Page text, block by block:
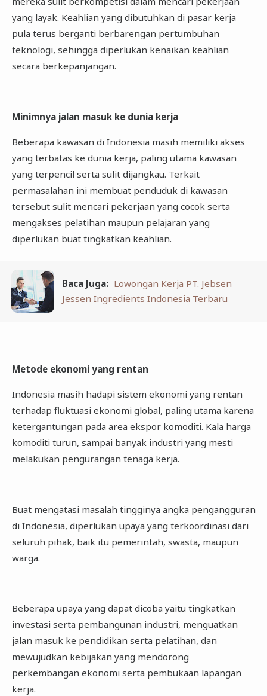
yang layak. Keahlian yang dibutuhkan di pasar kerja
pula terus berganti berbarengan pertumbuhan
teknologi, sehingga diperlukan kenaikan keahlian
secara berkepanjangan.
Minimnya jalan masuk ke dunia kerja
Beberapa kawasan di Indonesia masih memiliki akses
yang terbatas ke dunia kerja, paling utama kawasan
yang terpencil serta sulit dijangkau. Terkait
permasalahan ini membuat penduduk di kawasan
tersebut sulit mencari pekerjaan yang cocok serta
mengakses pelatihan maupun pelajaran yang
diperlukan buat tingkatkan keahlian.
Baca Juga: Lowongan Kerja PT. Jebsen
Jessen Ingredients Indonesia Terbaru
Metode ekonomi yang rentan
Indonesia masih hadapi sistem ekonomi yang rentan
terhadap fluktuasi ekonomi global, paling utama karena
ketergantungan pada area ekspor komoditi. Kala harga
komoditi turun, sampai banyak industri yang mesti
melakukan pengurangan tenaga kerja.
Buat mengatasi masalah tingginya angka pengangguran
di Indonesia, diperlukan upaya yang terkoordinasi dari
seluruh pihak, baik itu pemerintah, swasta, maupun
warga.
Beberapa upaya yang dapat dicoba yaitu tingkatkan
investasi serta pembangunan industri, menguatkan
jalan masuk ke pendidikan serta pelatihan, dan
mewujudkan kebijakan yang mendorong
perkembangan ekonomi serta pembukaan lapangan
kerja.